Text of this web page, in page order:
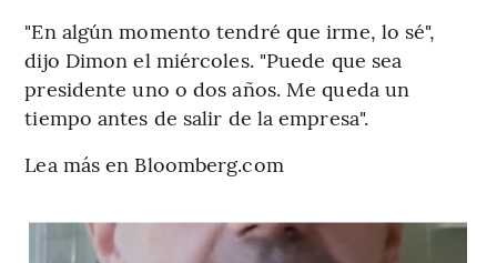
"En algún momento tendré que irme, lo sé",
dijo Dimon el miércoles. "Puede que sea
presidente uno o dos años. Me queda un
tiempo antes de salir de la empresa".
Lea más en Bloomberg.com